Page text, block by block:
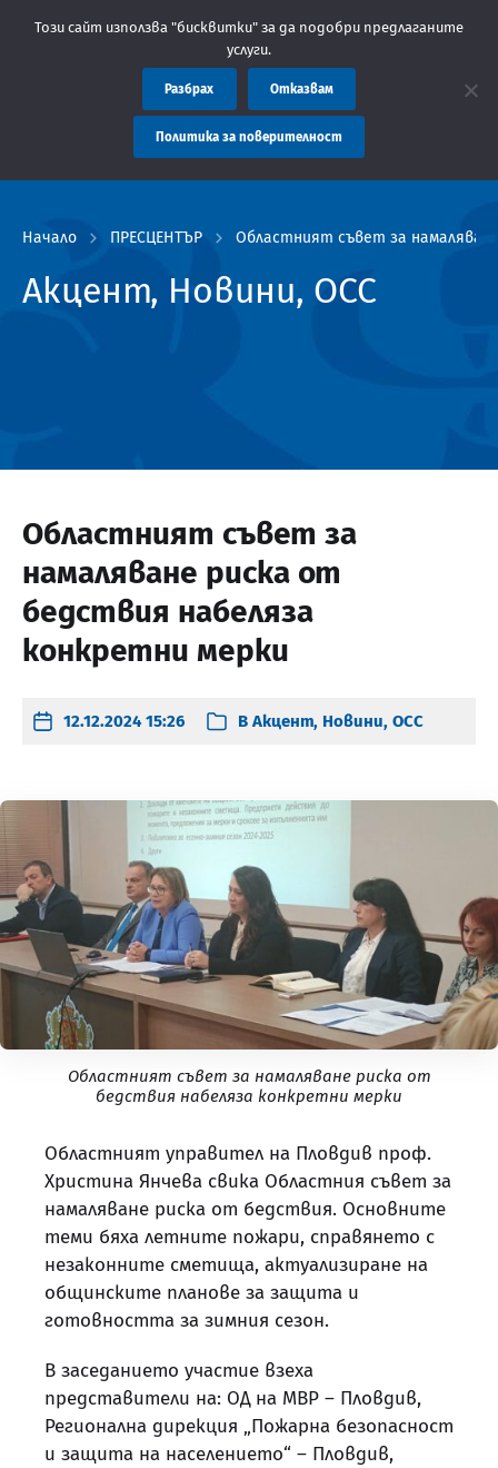
администрация Пловдив препоръчва заплащането
Начало ПРЕСЦЕНТЪР Областният съвет за
Акцент, Новини, ОСС
Областният съвет за
намаляване риска от
бедствия набеляза
конкретни мерки
12.12.2024 15:26 В Акцент, Новини, ОСС
Областният съвет за намаляване риска от
бедствия набеляза конкретни мерки
Областният управител на Пловдив проф.
Христина Янчева свика Областния съвет за
намаляване риска от бедствия. Основните
теми бяха летните пожари, справянето с
незаконните сметища, актуализиране на
общинските планове за защита и
готовността за зимния сезон.
В заседанието участие взеха
представители на: ОД на МВР – Пловдив,
Регионална дирекция „Пожарна безопасност
и защита на населението“ – Пловдив,
Този сайт използва "бисквитки" за да подобри предлаганите
услуги.
Разбрах Отказвам
Политика за поверителност